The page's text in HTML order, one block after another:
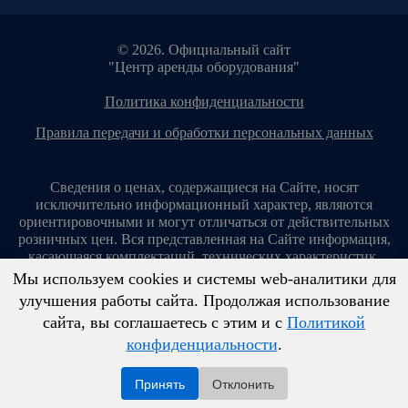
© 2026. Официальный сайт
"Центр аренды оборудования"
политика конфиденциальности
правила передачи и обработки персональных данных
Сведения о ценах, содержащиеся на Сайте, носят
исключительно информационный характер, являются
ориентировочными и могут отличаться от действительных
розничных цен. Вся представленная на Сайте информация,
касающаяся комплектаций, технических характеристик,
цветовых сочетаний, стоимости услуг, сервисного
обслуживания, дополнительного оборудования, условий
аренды оборудования и т. п., ни при каких условиях не
является публичной офертой, определяемой положениями
ст. 437 Гражданского кодекса Российской Федерации.
Мы используем cookies и системы web-аналитики для
улучшения работы сайта. Продолжая использование
сайта, вы соглашаетесь с этим и с Политикой
конфиденциальности.
Принять Отклонить